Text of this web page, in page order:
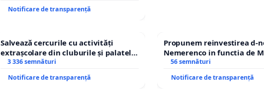
Notificare de transparență
Salvează cercurile cu activități
extrașcolare din cluburile și palatele
copiilor
3 336 semnături
Notificare de transparență
Propunem reinvestirea d-
Nemerenco in functia de
Sanatatii
56 semnături
Notificare de transparență